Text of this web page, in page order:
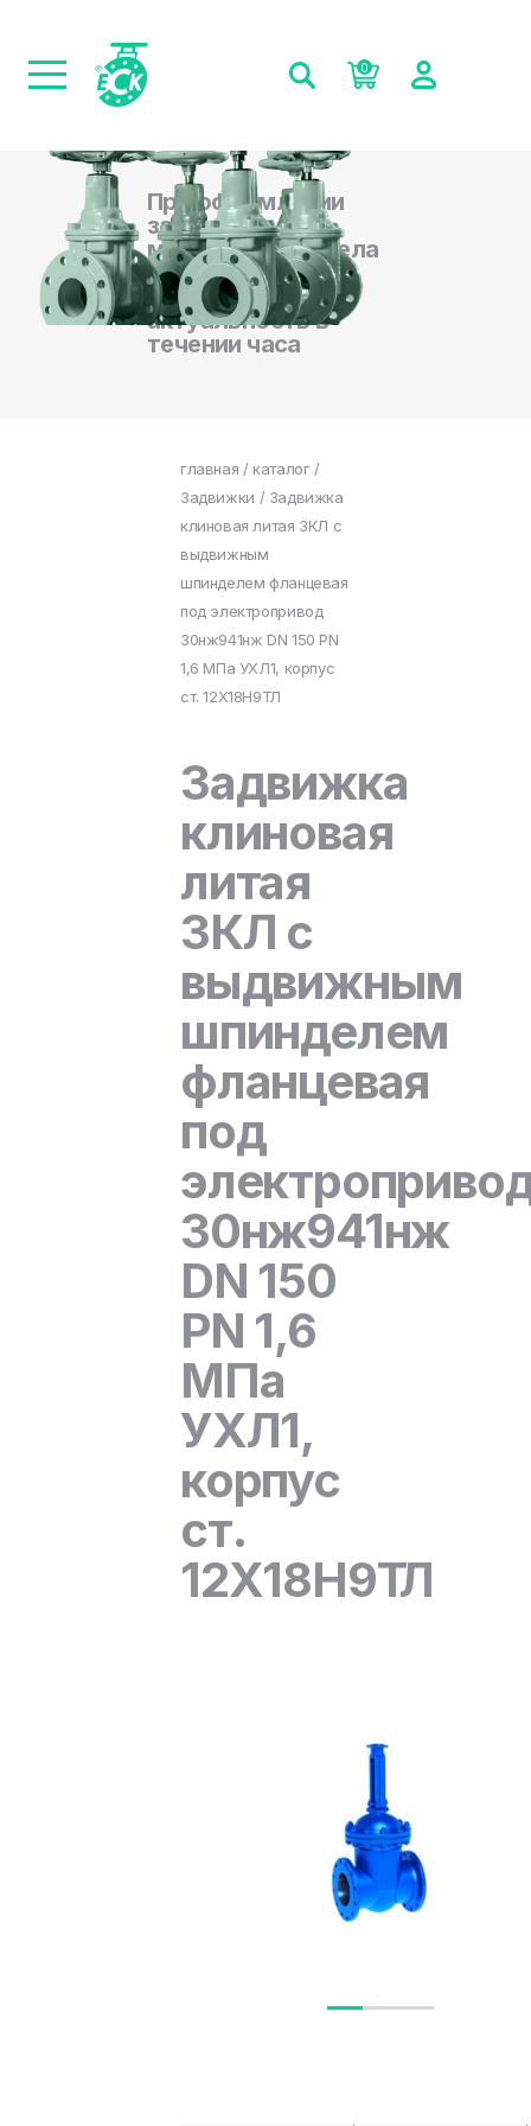
0
При оформлении
заказа на сайте,
менеджеры отдела
продаж
подтверждают
актуальность в
течении часа
главная / каталог/
Задвижки / Задвижка
клиновая литая ЗКЛ с
выдвижным
шпинделем фланцевая
под электропривод
30нж941нж DN 150 PN
1,6 МПа УХЛ1, корпус
ст. 12Х18Н9ТЛ
Задвижка
клиновая
литая
ЗКЛ с
выдвижным
шпинделем
фланцевая
под
30нж941нж
DN 150
PN 1,6
МПа
УХЛ1,
корпус
ст.
12Х18Н9ТЛ